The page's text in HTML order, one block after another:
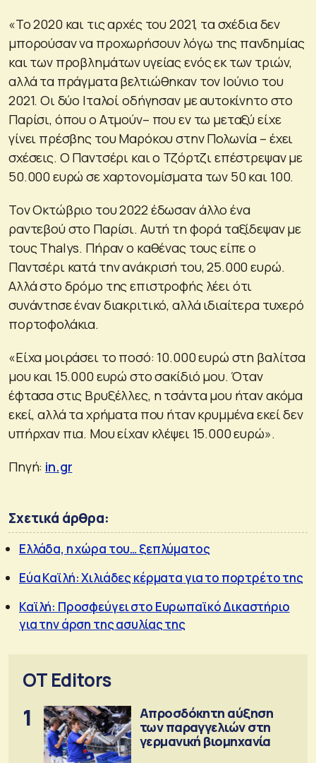
«Το 2020 και τις αρχές του 2021, τα σχέδια δεν
μπορούσαν να προχωρήσουν λόγω της πανδημίας
και των προβλημάτων υγείας ενός εκ των τριών,
αλλά τα πράγματα βελτιώθηκαν τον Ιούνιο του
2021. Οι δύο Ιταλοί οδήγησαν με αυτοκίνητο στο
Παρίσι, όπου ο Ατμούν– που εν τω μεταξύ είχε
γίνει πρέσβης του Μαρόκου στην Πολωνία – έχει
σχέσεις. Ο Παντσέρι και ο Τζόρτζι επέστρεψαν με
50.000 ευρώ σε χαρτονομίσματα των 50 και 100.
Τον Οκτώβριο του 2022 έδωσαν άλλο ένα
ραντεβού στο Παρίσι. Αυτή τη φορά ταξίδεψαν με
τους Thalys. Πήραν ο καθένας τους είπε ο
Παντσέρι κατά την ανάκρισή του, 25.000 ευρώ.
Αλλά στο δρόμο της επιστροφής λέει ότι
συνάντησε έναν διακριτικό, αλλά ιδιαίτερα τυχερό
πορτοφολάκια.
«Είχα μοιράσει το ποσό: 10.000 ευρώ στη βαλίτσα
μου και 15.000 ευρώ στο σακίδιό μου. Όταν
έφτασα στις Βρυξέλλες, η τσάντα μου ήταν ακόμα
εκεί, αλλά τα χρήματα που ήταν κρυμμένα εκεί δεν
υπήρχαν πια. Μου είχαν κλέψει 15.000 ευρώ».
Πηγή: in.gr
Σχετικά άρθρα:
Ελλάδα, η χώρα του… ξεπλύματος
Εύα Καϊλή: Χιλιάδες κέρματα για το πορτρέτο της
Καϊλή: Προσφεύγει στο Ευρωπαϊκό Δικαστήριο
για την άρση της ασυλίας της
OT Editors
1
Απροσδόκητη αύξηση
των παραγγελιών στη
γερμανική βιομηχανία